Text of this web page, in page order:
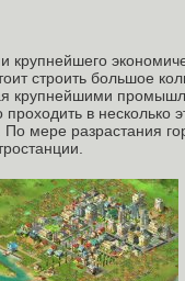
крупнейшего
строить большое
крупнейшими
проходить в несколько
мере разрастания